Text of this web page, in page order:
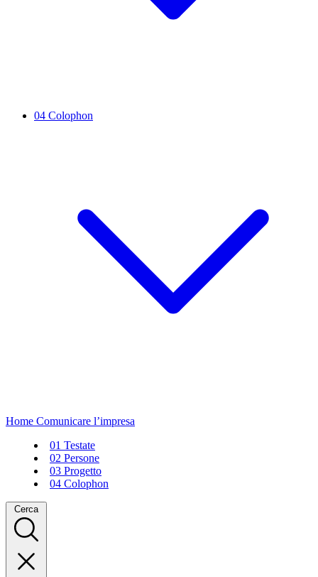
04 Colophon
Home Comunicare l’impresa
01 Testate
02 Persone
03 Progetto
04 Colophon
Cerca